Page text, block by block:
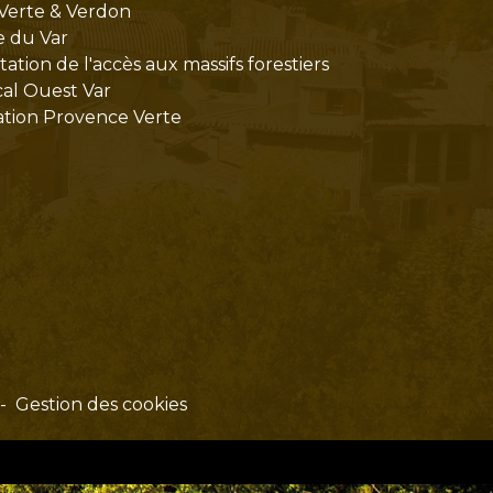
& Verdon
du Var
de l'accès aux massifs forestiers
Ouest Var
Provence Verte
- Gestion des cookies